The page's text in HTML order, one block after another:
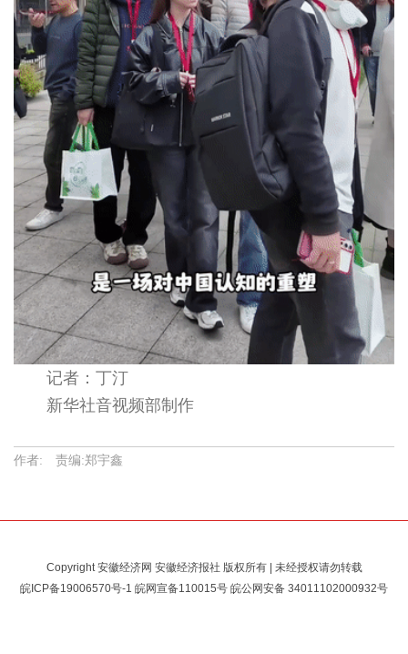
记者：丁汀
新华社音视频部制作
作者: 责编:郑宇鑫
Copyright 安徽经济网 安徽经济报社 版权所有 | 未经授权请勿转载
皖ICP备19006570号-1 皖网宣备110015号 皖公网安备 34011102000932号